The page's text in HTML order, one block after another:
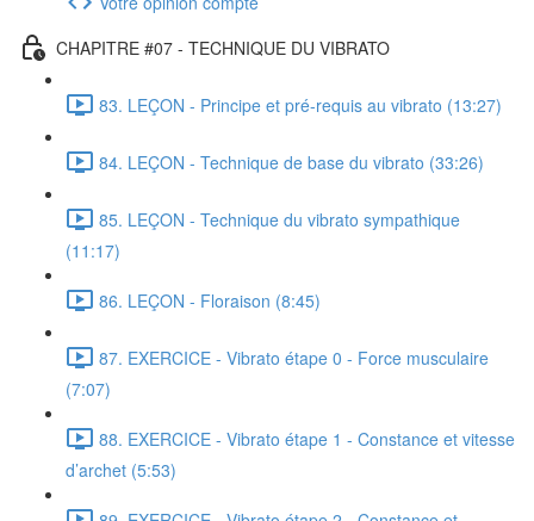
CHAPITRE #07 - TECHNIQUE DU VIBRATO
83. LEÇON - Principe et pré-requis au vibrato (13:27)
84. LEÇON - Technique de base du vibrato (33:26)
85. LEÇON - Technique du vibrato sympathique
(11:17)
86. LEÇON - Floraison (8:45)
87. EXERCICE - Vibrato étape 0 - Force musculaire
(7:07)
88. EXERCICE - Vibrato étape 1 - Constance et vitesse
d’archet (5:53)